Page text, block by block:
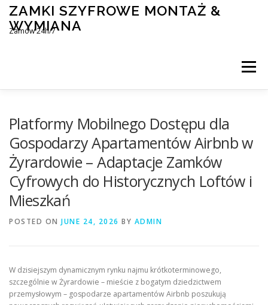
Skip
content
ZAMKI SZYFROWE MONTAŻ &
WYMIANA
Zamów 24h/7
Menu
KONTAKT
Platformy Mobilnego Dostępu dla
Gospodarzy Apartamentów Airbnb w
Żyrardowie – Adaptacje Zamków
Cyfrowych do Historycznych Loftów i
Mieszkań
POSTED ON JUNE 24, 2026 BY ADMIN
W dzisiejszym dynamicznym rynku najmu krótkoterminowego,
szczególnie w Żyrardowie – mieście z bogatym dziedzictwem
przemysłowym – gospodarze apartamentów Airbnb poszukują